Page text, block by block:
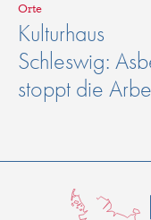
Orte
Kulturhaus
Schleswig:
stoppt die